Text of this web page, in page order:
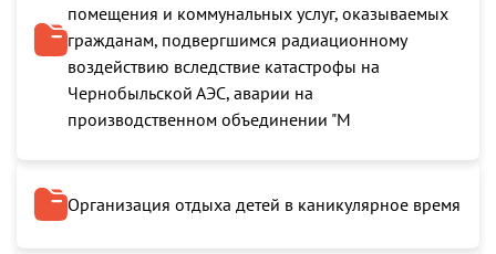
помещения и коммунальных услуг, оказываемых
гражданам, подвергшимся радиационному
воздействию вследствие катастрофы на
Чернобыльской АЭС, аварии на
производственном объединении "М
Организация отдыха детей в каникулярное время